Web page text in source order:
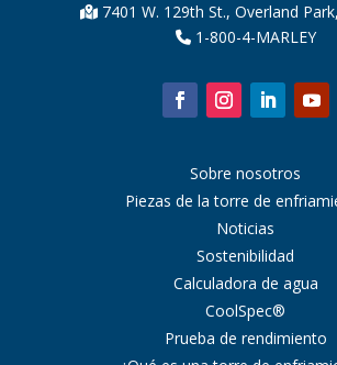
7401 W. 129th St., Overland
1-800-4-MARLEY
Sobre nosotros
Piezas de la torre de
Noticias
Sostenibilidad
Calculadora de agua
CoolSpec®
Prueba de rendimiento